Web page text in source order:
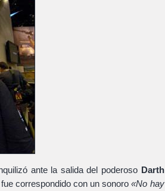
ante la salida del poderoso Darth
fue correspondido con un sonoro«No hay